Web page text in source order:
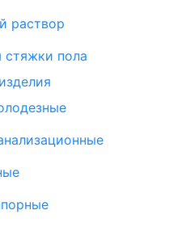
раствор
стяжки пола